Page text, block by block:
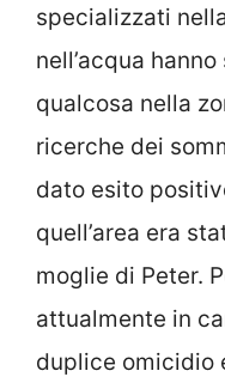
specializzati
nell’acqua
qualcosa nella
ricerche dei
dato esito
quell’area era
moglie di Peter.
attualmente in
duplice omicidio